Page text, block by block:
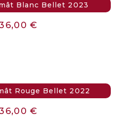
Blanc Bellet 2023
€
Rouge Bellet 2022
€